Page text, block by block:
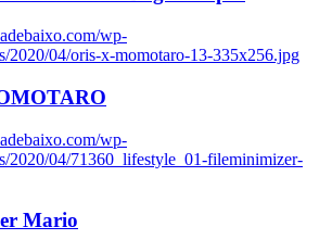
wp-
2020/04/oris-x-momotaro-13-335x256.jpg
wp-
2020/04/71360_lifestyle_01-fileminimizer-
Mario